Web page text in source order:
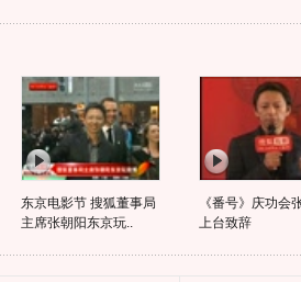
东京电影节 搜狐董事局
主席张朝阳东京玩..
《番号》庆功会
上台致辞